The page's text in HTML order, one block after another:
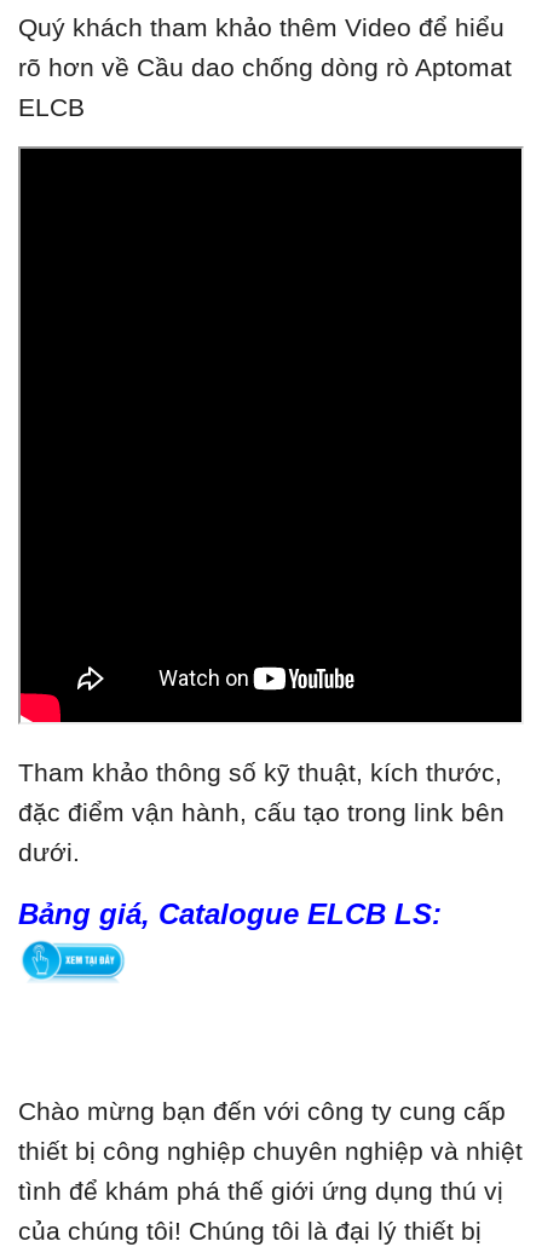
Quý khách tham khảo thêm Video để hiểu
rõ hơn về Cầu dao chống dòng rò Aptomat
ELCB
Tham khảo thông số kỹ thuật, kích thước,
đặc điểm vận hành, cấu tạo trong link bên
dưới.
Bảng giá, Catalogue ELCB LS:
Chào mừng bạn đến với công ty cung cấp
thiết bị công nghiệp chuyên nghiệp và nhiệt
tình để khám phá thế giới ứng dụng thú vị
của chúng tôi! Chúng tôi là đại lý thiết bị